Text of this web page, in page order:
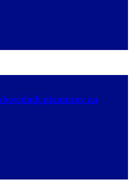
planincev na